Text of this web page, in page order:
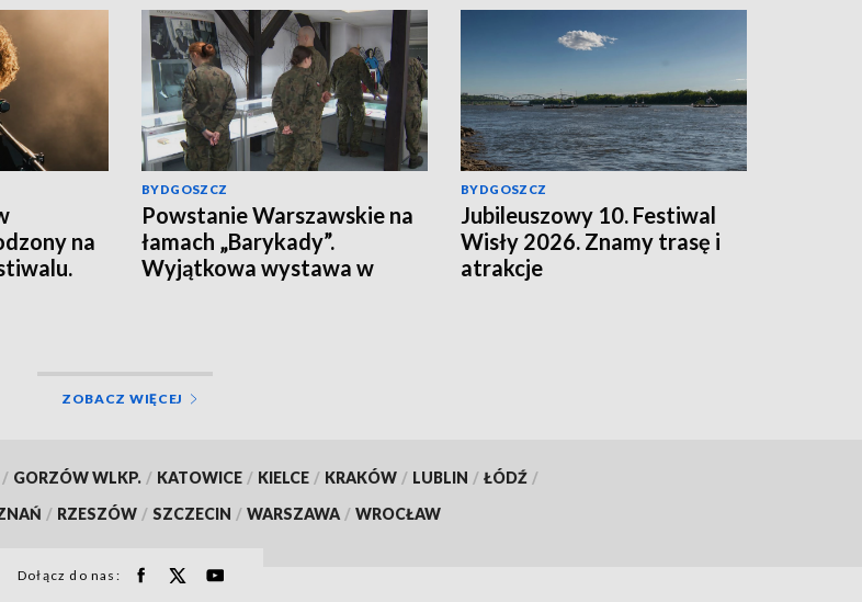
na
BYDGOSZCZ
Powstanie Warszawskie na
łamach „Barykady”.
Wyjątkowa wystawa w
BYDGOSZCZ
Jubileuszowy 10. Festiwal
Wisły 2026. Znamy trasę i
atrakcje
ZOBACZ WIĘCEJ
/ GORZÓW WLKP. / KATOWICE / KIELCE / KRAKÓW / LUBLIN / ŁÓDŹ /
/ RZESZÓW / SZCZECIN / WARSZAWA / WROCŁAW
Dołącz do nas: